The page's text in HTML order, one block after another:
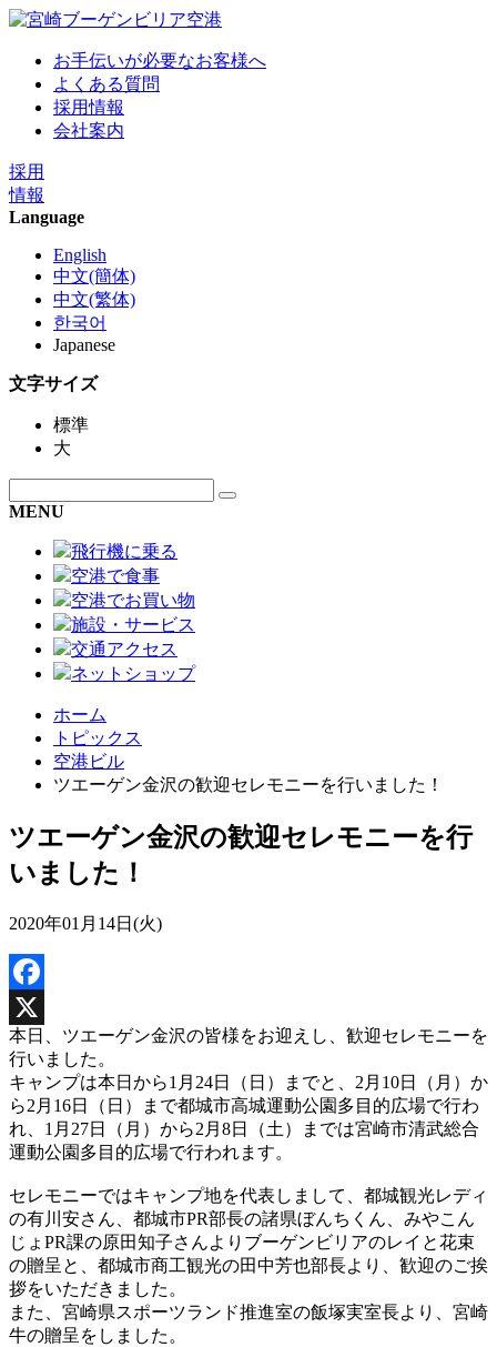
お手伝いが必要なお客様へ
よくある質問
採用情報
会社案内
採用
情報
Language
English
中文(簡体)
中文(繁体)
한국어
Japanese
文字サイズ
標準
大
MENU
飛行機に乗る
空港で食事
空港でお買い物
施設・サービス
交通アクセス
ネットショップ
ホーム
トピックス
空港ビル
ツエーゲン金沢の歓迎セレモニーを行いました！
ツエーゲン金沢の歓迎セレモニーを行
いました！
2020年01月14日(火)
Facebook
X
本日、ツエーゲン金沢の皆様をお迎えし、歓迎セレモニーを
行いました。
キャンプは本日から1月24日（日）までと、2月10日（月）か
ら2月16日（日）まで都城市高城運動公園多目的広場で行わ
れ、1月27日（月）から2月8日（土）までは宮崎市清武総合
運動公園多目的広場で行われます。
セレモニーではキャンプ地を代表しまして、都城観光レディ
の有川安さん、都城市PR部長の諸県ぼんちくん、みやこん
じょPR課の原田知子さんよりブーゲンビリアのレイと花束
の贈呈と、都城市商工観光の田中芳也部長より、歓迎のご挨
拶をいただきました。
また、宮崎県スポーツランド推進室の飯塚実室長より、宮崎
牛の贈呈をしました。